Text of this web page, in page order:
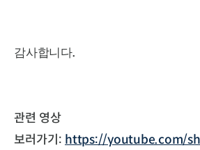
감사합니다.
관련 영상
보러가기: https://youtube.com/